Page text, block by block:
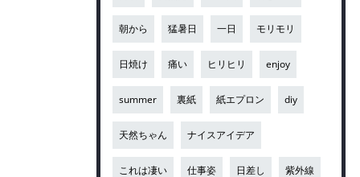
朝から 猛暑日 一日 モリモリ
日焼け 痛い ヒリヒリ enjoy
summer 裏紙 紙エプロン diy
天然ちゃん ナイスアイデア
これは凄い 仕事姿 日差し 紫外線